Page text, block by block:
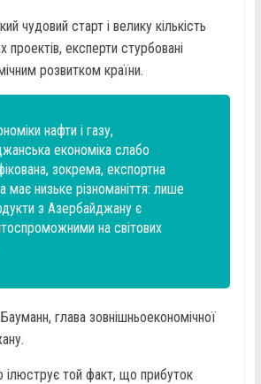
чудовий старт і велику кількість
експерти стурбовані
розвитком країни.
нафти і газу,
економіка слабо
зокрема, експортна
має низьке різноманіття: лише
з Азербайджану є
на світових
глава зовнішньоекономічної
той факт, що прибуток